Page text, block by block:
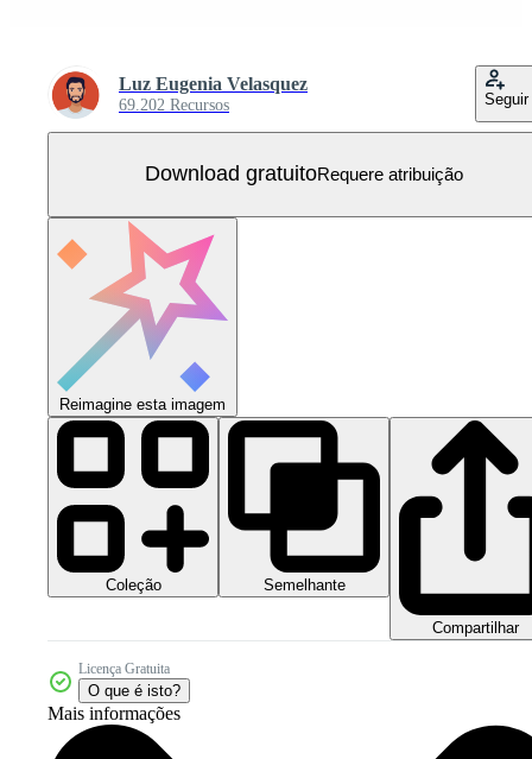
Luz Eugenia Velasquez
69.202 Recursos Seguir
Download gratuitoRequere atribuição
Reimagine esta imagem
Coleção Semelhante
Compartilhar
Licença Gratuita
O que é isto?
Mais informações